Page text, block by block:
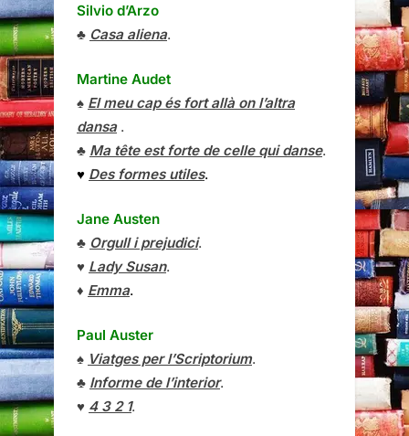
Silvio d’Arzo
♣ Casa aliena.
Martine Audet
♠ El meu cap és fort allà on l’altra
dansa.
♣ Ma tête est forte de celle qui danse.
♥ Des formes utiles.
Jane Austen
♣ Orgull i prejudici.
♥ Lady Susan.
♦ Emma.
Paul Auster
♠ Viatges per l’Scriptorium.
♣ Informe de l’interior.
♥ 4 3 2 1.